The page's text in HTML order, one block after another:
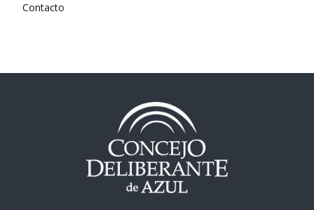
Contacto